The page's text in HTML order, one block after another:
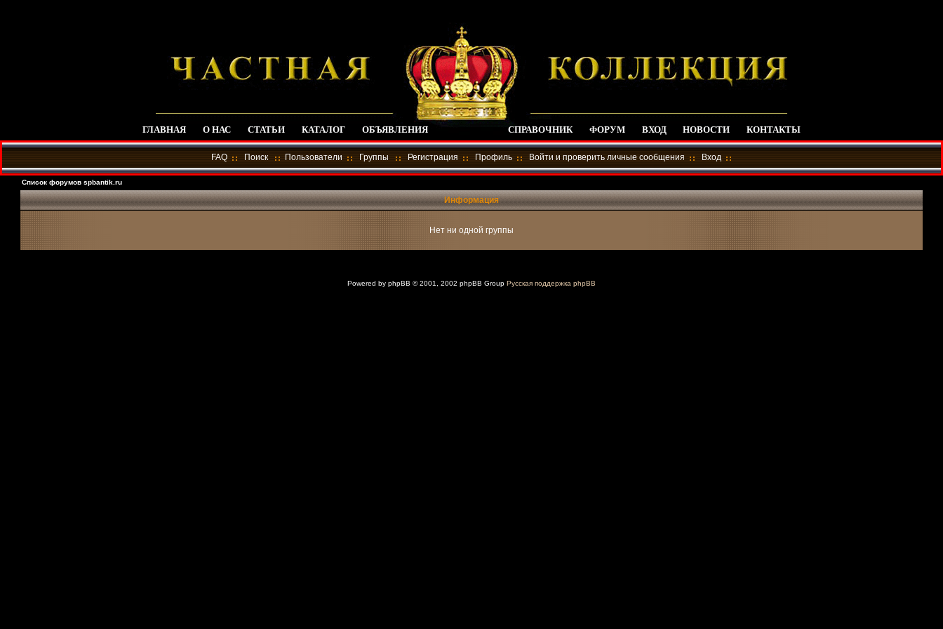
ГЛАВНАЯ О НАС СТАТЬИ КАТАЛОГ ОБЪЯВЛЕНИЯ СПРАВОЧНИК ФОРУМ ВХОД НОВОСТИ КОНТАКТЫ
FAQ Поиск Пользователи Группы Регистрация Профиль Войти и проверить личные сообщения Вход
Список форумов spbantik.ru
Информация
Нет ни одной группы
Powered by phpBB © 2001, 2002 phpBB Group Русская поддержка phpBB